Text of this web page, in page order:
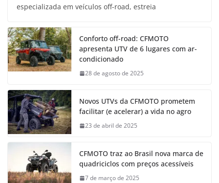
especializada em veículos off-road, estreia
Conforto off-road: CFMOTO
apresenta UTV de 6 lugares com ar-
condicionado
28 de agosto de 2025
Novos UTVs da CFMOTO prometem
facilitar (e acelerar) a vida no agro
23 de abril de 2025
CFMOTO traz ao Brasil nova marca de
quadriciclos com preços acessíveis
7 de março de 2025